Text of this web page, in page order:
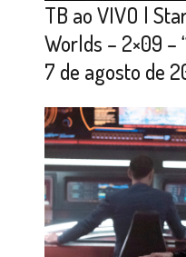
TB ao VIVO |
Worlds – 2×09 –
7 de agosto de